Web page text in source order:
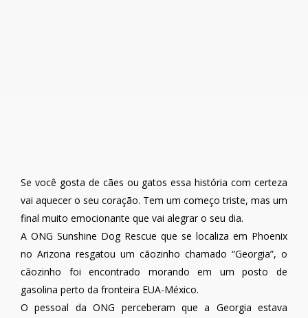
Se você gosta de cães ou gatos essa história com certeza
vai aquecer o seu coração. Tem um começo triste, mas um
final muito emocionante que vai alegrar o seu dia.
A ONG Sunshine Dog Rescue que se localiza em Phoenix
no Arizona resgatou um cãozinho chamado “Georgia”, o
cãozinho foi encontrado morando em um posto de
gasolina perto da fronteira EUA-México.
O pessoal da ONG perceberam que a Georgia estava